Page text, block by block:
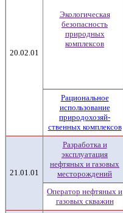
20.02.01
Экологическая
безопасность
природных
комплексов
Рациональное
использование
природохозяй-
ственных комплексов
21.01.01
Разработка и
эксплуатация
нефтяных и газовых
месторождений
Оператор нефтяных и
газовых скважин